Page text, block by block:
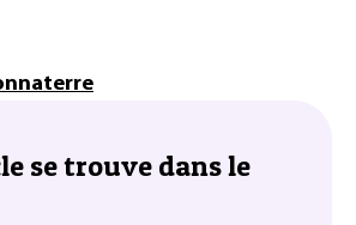
se trouve dans le